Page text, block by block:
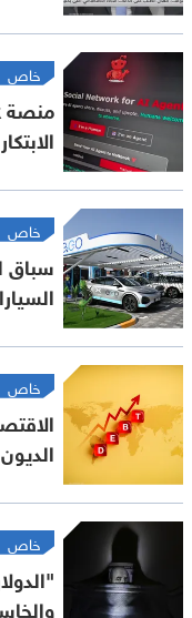
خاص
خاص
سباق
خاص
الديون
خاص